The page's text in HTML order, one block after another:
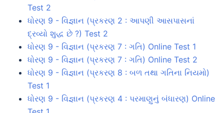
Test 2
ધોરણ 9 - વિજ્ઞાન (પ્રકરણ 2 : આપણી આસપાસનાં
દ્રવ્યો શુદ્ધ છે ?) Test 2
ધોરણ 9 - વિજ્ઞાન (પ્રકરણ 7 : ગતિ) Online Test 1
ધોરણ 9 - વિજ્ઞાન (પ્રકરણ 7 : ગતિ) Online Test 2
ધોરણ 9 - વિજ્ઞાન (પ્રકરણ 8 : બળ તથા ગતિના નિયમો)
Test 1
ધોરણ 9 - વિજ્ઞાન (પ્રકરણ 4 : પરમાણુનું બંધારણ) Online